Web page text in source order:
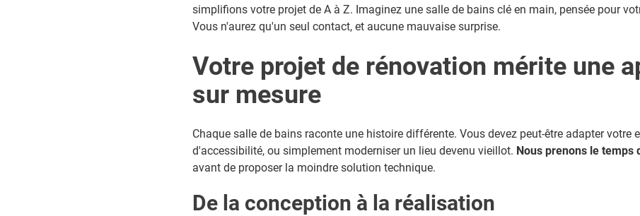
simplifions votre projet de A à Z. Imaginez une salle de bains clé en main, pensée pour
Vous n'aurez qu'un seul contact, et aucune mauvaise surprise.
Votre projet de rénovation mérite une
sur mesure
Chaque salle de bains raconte une histoire différente. Vous devez peut-être adapter votre
d'accessibilité, ou simplement moderniser un lieu devenu vieillot. Nous prenons le temps
avant de proposer la moindre solution technique.
De la conception à la réalisation